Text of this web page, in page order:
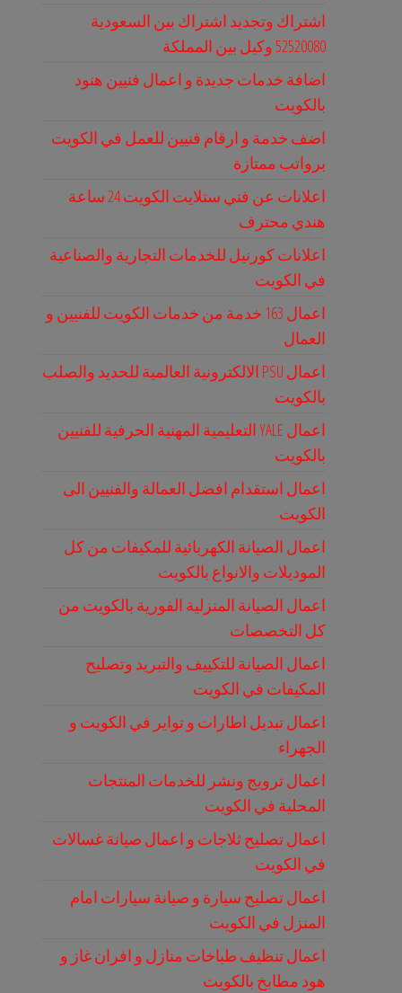
اشتراك وتجديد اشتراك بين السعودية
52520080 وكيل بين المملكة
اضافة خدمات جديدة و اعمال فنيين هنود
بالكويت
اضف خدمة و ارقام فنيين للعمل في الكويت
برواتب ممتازة
اعلانات عن فني ستلايت الكويت 24 ساعة
هندي محترف
اعلانات كورنيل للخدمات التجارية والصناعية
في الكويت
اعمال 163 خدمة من خدمات الكويت للفنيين و
العمال
اعمال PSU الالكترونية العالمية للحديد والصلب
بالكويت
اعمال YALE التعليمية المهنية الحرفية للفنيين
بالكويت
اعمال استقدام افضل العمالة والفنيين الى
الكويت
اعمال الصيانة الكهربائية للمكيفات من كل
الموديلات والانواع بالكويت
اعمال الصيانة المنزلية الفورية بالكويت من
كل التخصصات
اعمال الصيانة للتكييف والتبريد وتصليح
المكيفات في الكويت
اعمال تبديل اطارات و تواير في الكويت و
الجهراء
اعمال ترويج ونشر للخدمات المنتجات
المحلية في الكويت
اعمال تصليح ثلاجات و اعمال صيانة غسالات
في الكويت
اعمال تصليح سيارة و صيانة سيارات امام
المنزل في الكويت
اعمال تنظيف طباخات منازل و افران غاز و
هود مطابخ بالكويت